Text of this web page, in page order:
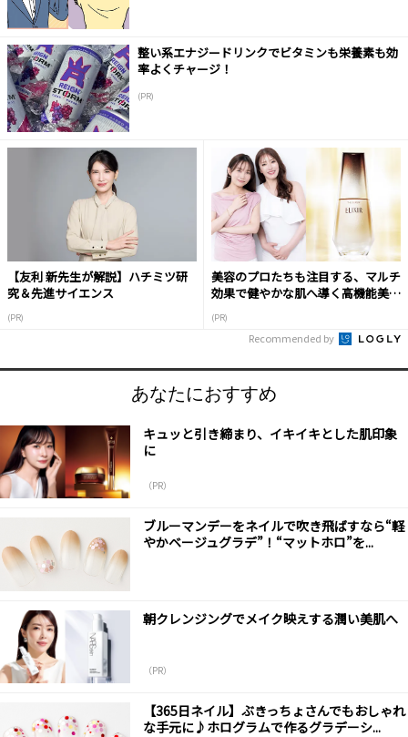
整い系エナジードリンクでビタミンも栄養素も効
率よくチャージ！
(PR)
【友利 新先生が解説】ハチミツ研
究＆先進サイエンス
(PR)
美容のプロたちも注目する、マルチ
効果で健やかな肌へ導く高機能美容
(PR)
Recommended by
あなたにおすすめ
キュッと引き締まり、イキイキとした肌印象
に
（PR）
ブルーマンデーをネイルで吹き飛ばすなら“軽
やかベージュグラデ”！“マットホロ”を...
朝クレンジングでメイク映えする潤い美肌へ
（PR）
【365日ネイル】ぶきっちょさんでもおしゃれ
な手元に♪ホログラムで作るグラデーシ...